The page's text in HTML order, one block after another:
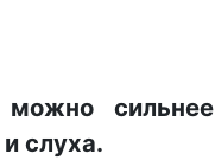
сильнее
слуха.